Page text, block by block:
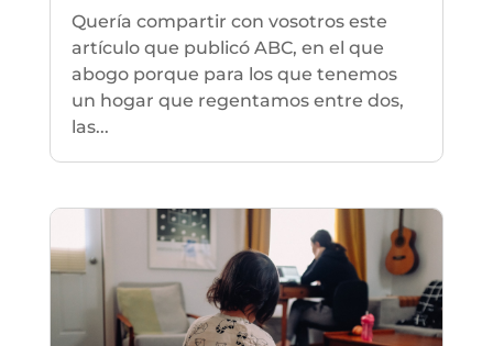
Quería compartir con vosotros este
artículo que publicó ABC, en el que
abogo porque para los que tenemos
un hogar que regentamos entre dos,
las...